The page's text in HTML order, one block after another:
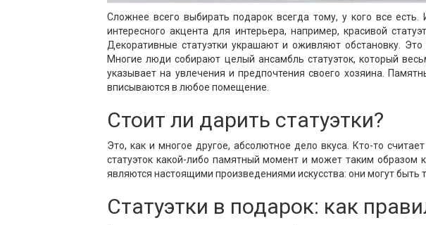
Сложнее всего выбирать подарок всегда тому, у кого все
интересного акцента для интерьера, например, красивой
Декоративные статуэтки украшают и оживляют обстановку.
Многие люди собирают целый ансамбль статуэток, который
указывает на увлечения и предпочтения своего хозяина.
вписываются в любое помещение.
Стоит ли дарить статуэтки?
Это, как и многое другое, абсолютное дело вкуса. Кто-то
статуэток какой-либо памятный момент и может таким образом
являются настоящими произведениями искусства: они могут
Статуэтки в подарок: как